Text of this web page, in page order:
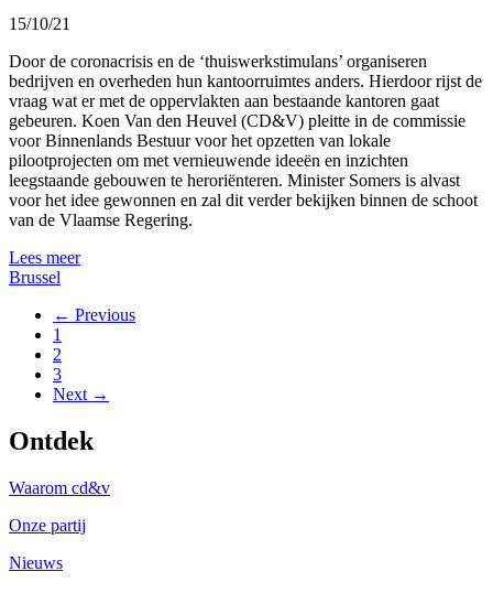
15/10/21
Door de coronacrisis en de ‘thuiswerkstimulans’ organiseren
bedrijven en overheden hun kantoorruimtes anders. Hierdoor rijst de
vraag wat er met de oppervlakten aan bestaande kantoren gaat
gebeuren. Koen Van den Heuvel (CD&V) pleitte in de commissie
voor Binnenlands Bestuur voor het opzetten van lokale
pilootprojecten om met vernieuwende ideeën en inzichten
leegstaande gebouwen te heroriënteren. Minister Somers is alvast
voor het idee gewonnen en zal dit verder bekijken binnen de schoot
van de Vlaamse Regering.
Lees meer
Brussel
← Previous
1
2
3
Next →
Ontdek
Waarom cd&v
Onze partij
Nieuws